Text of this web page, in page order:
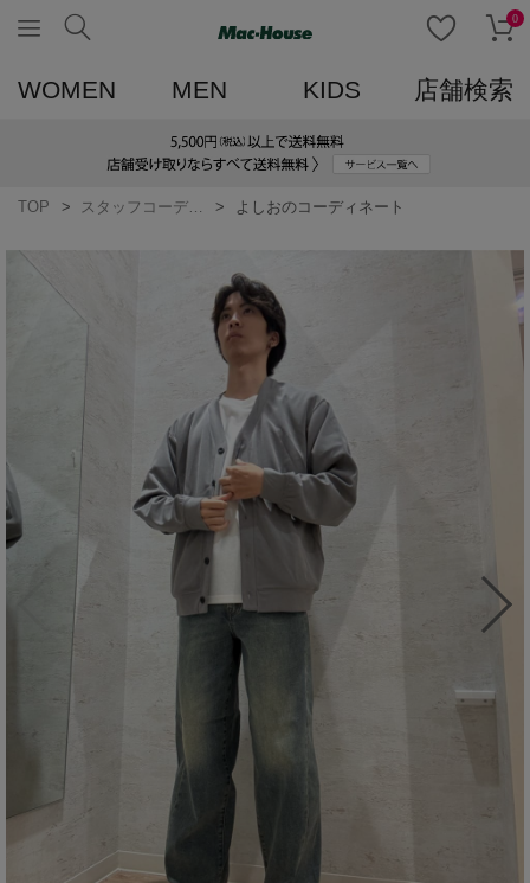
0
WOMEN MEN KIDS 店舗検索
TOP よしおのコーディネート